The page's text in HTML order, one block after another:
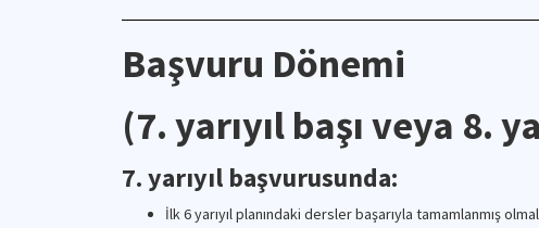
Başvuru Dönemi
(7. yarıyıl başı veya 8.
7. yarıyıl başvurusunda:
İlk 6 yarıyıl planındaki dersler başarıyla tamamlanmış